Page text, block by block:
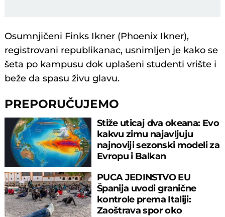
Osumnjičeni Finks Ikner (Phoenix Ikner),
registrovani republikanac, usnimljen je kako se
šeta po kampusu dok uplašeni studenti vrište i
beže da spasu živu glavu.
PREPORUČUJEMO
Stiže uticaj dva okeana: Evo
kakvu zimu najavljuju
najnoviji sezonski modeli za
Evropu i Balkan
PUCA JEDINSTVO EU
Španija uvodi granične
kontrole prema Italiji:
Zaoštrava spor oko